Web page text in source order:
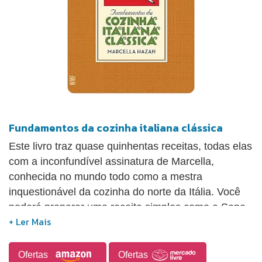
Fundamentos da cozinha italiana clássica
Este livro traz quase quinhentas receitas, todas elas
com a inconfundível assinatura de Marcella,
conhecida no mundo todo como a mestra
inquestionável da cozinha do norte da Itália. Você
poderá preparar uma receita simples como a Sopa
Camponesa Toscana com repolho e feijão, ou a
preparo de uma iguaria conhecida como o porta-
Ofertas Ofertas